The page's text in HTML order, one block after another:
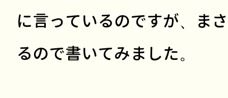
に言っているのですが、ま
るので書いてみました。